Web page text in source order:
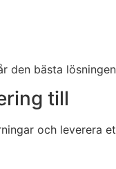
bästa
till
och leverera